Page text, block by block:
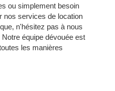
ou simplement besoin
nos services de location
n'hésitez pas à nous
Notre équipe dévouée est
les manières